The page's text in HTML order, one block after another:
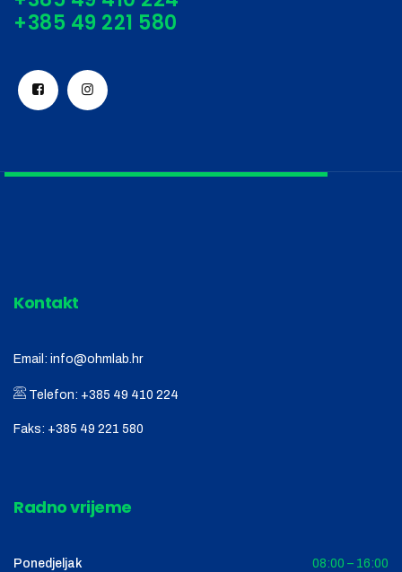
Kontakt
Email: info@ohmlab.hr
Telefon: +385 49 410 224
Faks: +385 49 221 580
Radno vrijeme
Ponedjeljak 08:00 – 16:00